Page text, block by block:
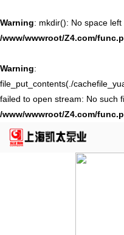
Warning: mkdir(): No space left
/www/wwwroot/Z4.com/
Warning:
file_put_contents(./
failed to open stream: No such
/www/wwwroot/Z4.com/